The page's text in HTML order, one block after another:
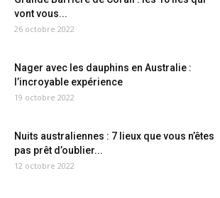
vont vous...
26 octobre 2022
Nager avec les dauphins en Australie :
l’incroyable expérience
19 octobre 2022
Nuits australiennes : 7 lieux que vous n’êtes
pas prêt d’oublier...
12 octobre 2022